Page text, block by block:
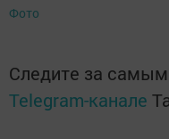
Фото
Следите за
Telegram-канале